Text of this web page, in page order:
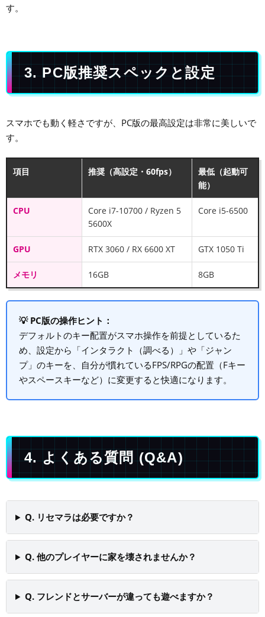
す。
3. PC版推奨スペックと設定
スマホでも動く軽さですが、PC版の最高設定は非常に美しいで
す。
項目 推奨（高設定・60fps）
最低（起動可
能）
CPU
Core i7-10700 / Ryzen 5
5600X
Core i5-6500
GPU RTX 3060 / RX 6600 XT GTX 1050 Ti
メモリ 16GB 8GB
💡 PC版の操作ヒント：
デフォルトのキー配置がスマホ操作を前提としているた
め、設定から「インタラクト（調べる）」や「ジャン
プ」のキーを、自分が慣れているFPS/RPGの配置（Fキー
やスペースキーなど）に変更すると快適になります。
4. よくある質問 (Q&A)
Q. リセマラは必要ですか？
Q. 他のプレイヤーに家を壊されませんか？
Q. フレンドとサーバーが違っても遊べますか？